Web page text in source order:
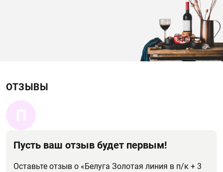
ОТЗЫВЫ
П
Пусть ваш отзыв будет первым!
Оставьте отзыв о «Белуга Золотая линия в п/к + 3